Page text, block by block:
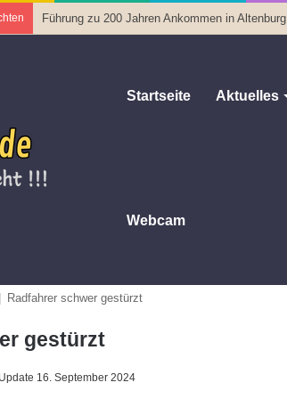
Führung zu 200 Jahren Ankommen in Altenburg
Startseite Aktuelles
Webcam
Radfahrer schwer gestürzt
gestürzt
16. September 2024